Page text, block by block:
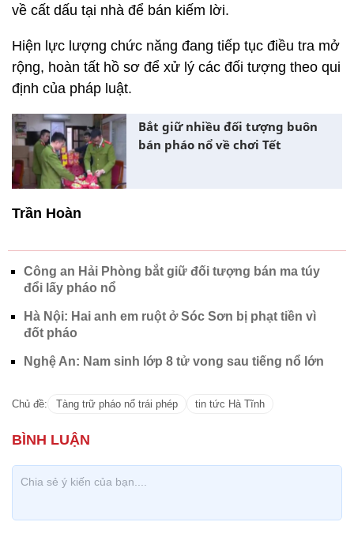
về cất dấu tại nhà để bán kiếm lời.
Hiện lực lượng chức năng đang tiếp tục điều tra mở
rộng, hoàn tất hồ sơ để xử lý các đối tượng theo qui
định của pháp luật.
Bắt giữ nhiều đối tượng buôn
bán pháo nổ về chơi Tết
Trần Hoàn
Công an Hải Phòng bắt giữ đối tượng bán ma túy
đổi lấy pháo nổ
Hà Nội: Hai anh em ruột ở Sóc Sơn bị phạt tiền vì
đốt pháo
Nghệ An: Nam sinh lớp 8 tử vong sau tiếng nổ lớn
Chủ đề: Tàng trữ pháo nổ trái phép tin tức Hà Tĩnh